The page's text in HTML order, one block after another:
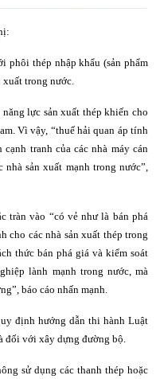
phôi thép nhập khẩu (sản phẩm
xuất trong nước.
lực sản xuất thép khiến cho
Vì vậy, “thuế hải quan áp tính
tranh của các nhà máy cán
sản xuất mạnh trong nước”,
tràn vào “có vẻ như là bán phá
cho các nhà sản xuất thép trong
thức bán phá giá và kiểm soát
lành mạnh trong nước, mà
báo cáo nhấn mạnh.
định hướng dẫn thi hành Luật
đối với xây dựng đường bộ.
sử dụng các thanh thép hoặc